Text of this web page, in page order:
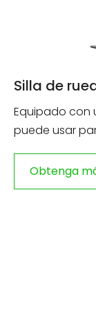
Silla de
Equipado con
puede usar
Obtenga